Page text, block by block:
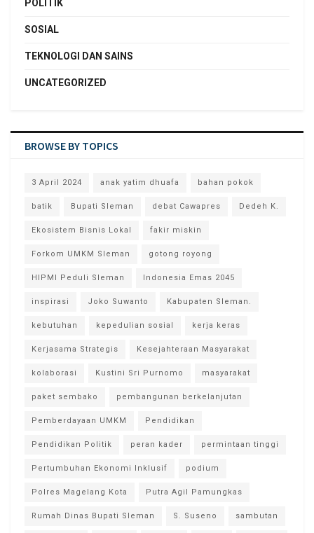
POLITIK
SOSIAL
TEKNOLOGI DAN SAINS
UNCATEGORIZED
BROWSE BY TOPICS
3 April 2024 anak yatim dhuafa bahan pokok
batik Bupati Sleman debat Cawapres Dedeh K.
Ekosistem Bisnis Lokal fakir miskin
Forkom UMKM Sleman gotong royong
HIPMI Peduli Sleman Indonesia Emas 2045
inspirasi Joko Suwanto Kabupaten Sleman.
kebutuhan kepedulian sosial kerja keras
Kerjasama Strategis Kesejahteraan Masyarakat
kolaborasi Kustini Sri Purnomo masyarakat
paket sembako pembangunan berkelanjutan
Pemberdayaan UMKM Pendidikan
Pendidikan Politik peran kader permintaan tinggi
Pertumbuhan Ekonomi Inklusif podium
Polres Magelang Kota Putra Agil Pamungkas
Rumah Dinas Bupati Sleman S. Suseno sambutan